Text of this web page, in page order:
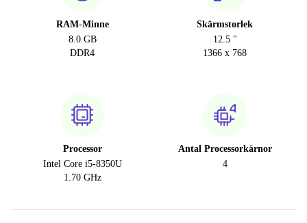
RAM-Minne
8.0 GB
DDR4
Skärmstorlek
12.5 "
1366 x 768
Processor
Intel Core i5-8350U
1.70 GHz
Antal Processorkärnor
4